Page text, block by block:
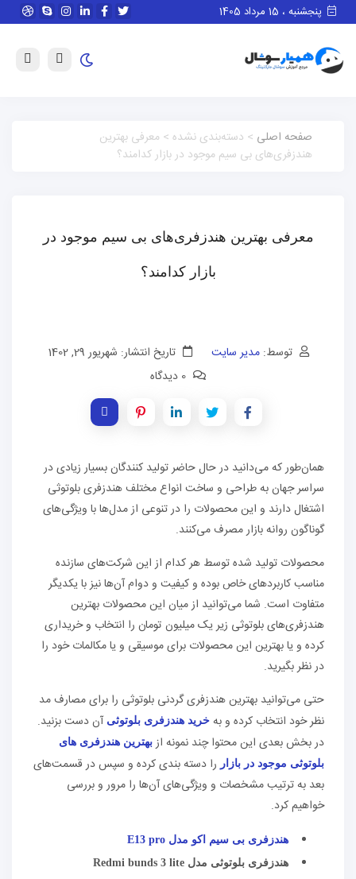
پنجشنبه ، 15 مرداد 1405
صفحه اصلی > دسته‌بندی نشده > معرفی بهترین
هندزفری‌های بی سیم موجود در بازار کدامند؟
معرفی بهترین هندزفری‌های بی سیم موجود در
بازار کدامند؟
توسط:مدیر سایت
تاریخ انتشار: شهریور 29, 1402
همان‌طور که می‌دانید در حال حاضر تولید کنندگان بسیار زیادی در
سراسر جهان به طراحی و ساخت انواع مختلف هندزفری‌ بلوتوثی
اشتغال دارند و این محصولات را در تنوعی از مدل‌ها با ویژگی‌های
گوناگون روانه بازار مصرف می‌کنند.
محصولات تولید شده توسط هر کدام از این شرکت‌های سازنده
مناسب کاربردهای خاص بوده و کیفیت و دوام آن‌ها نیز با یکدیگر
متفاوت است. شما می‌توانید از میان این محصولات بهترین
هندزفری‌های بلوتوثی زیر یک میلیون تومان را انتخاب و خریداری
کرده و یا بهترین این محصولات برای موسیقی و یا مکالمات خود را
در نظر بگیرید.
حتی می‌توانید بهترین هندزفری گردنی بلوتوثی را برای مصارف مد
نظر خود انتخاب کرده و به خرید هندزفری بلوتوثی آن دست بزنید.
در بخش بعدی این محتوا چند نمونه از بهترین هندزفری‌ های
بلوتوثی موجود در بازار را دسته بندی کرده و سپس در قسمت‌های
بعد به ترتیب مشخصات و ویژگی‌های آن‌ها را مرور و بررسی
خواهیم کرد.
هندزفری بی سیم اکو مدل E13 pro
هندزفری بلوتوثی مدل Redmi bunds 3 lite